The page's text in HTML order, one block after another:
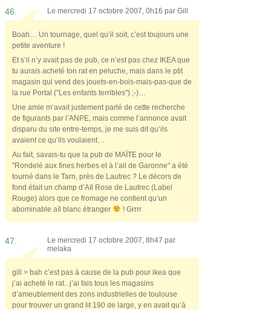
46. Le mercredi 17 octobre 2007, 0h16 par Gill
Boah… Un tournage, quel qu’il soit, c’est toujours une
petite aventure !
Et s’il n’y avait pas de pub, ce n’est pas chez IKEA que
tu aurais acheté ton rat en peluche, mais dans le ptit
magasin qui vend des jouets-en-bois-mais-pas-que de
la rue Portal ("Les enfants terribles") ;-)…
Une amie m’avait justement parlé de cette recherche
de figurants par l’ANPE, mais comme l’annonce avait
disparu du site entre-temps, je me suis dit qu’ils
avaient ce qu’ils voulaient…
Au fait, savais-tu que la pub de MAÏTE pour le
"Rondelé aux fines herbes et à l’ail de Garonne" a été
tourné dans le Tarn, près de Lautrec ? Le décors de
fond était un champ d’Aïl Rose de Lautrec (Label
Rouge) alors que ce fromage ne contient qu’un
abominable aïl blanc étranger
! Grrrr
47.
Le mercredi 17 octobre 2007, 8h47 par
melaka
gill > bah c’est pas à cause de la pub pour ikea que
j’ai acheté le rat.. j’ai fais tous les magasins
d’ameublement des zons industrielles de toulouse
pour trouver un grand lit 190 de large, y en avait qu’à